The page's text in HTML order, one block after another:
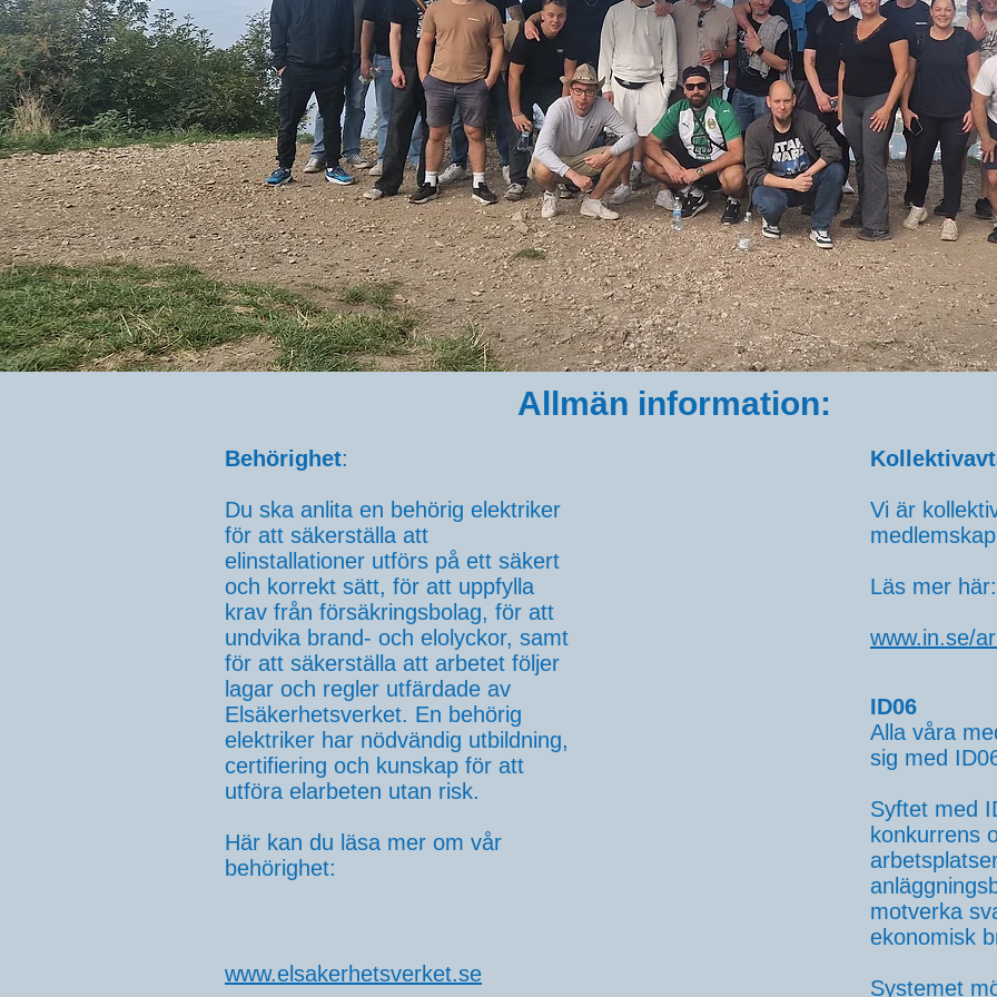
Allmän information:
Behörighet:
Du ska anlita en behörig elektriker
för att säkerställa att
elinstallationer utförs på ett säkert
och korrekt sätt, för att uppfylla
krav från försäkringsbolag, för att
undvika brand- och elolyckor, samt
för att säkerställa att arbetet följer
lagar och regler utfärdade av
Elsäkerhetsverket. En behörig
elektriker har nödvändig utbildning,
certifiering och kunskap för att
utföra elarbeten utan risk.
Här kan du läsa mer om vår
behörighet:
www.elsakerhetsverket.se
Vi är
Läs mer här:
www.in.se/
ID06
Alla våra
sig med
Syftet med
konkurrens
motverka
ekonomisk
Systemet